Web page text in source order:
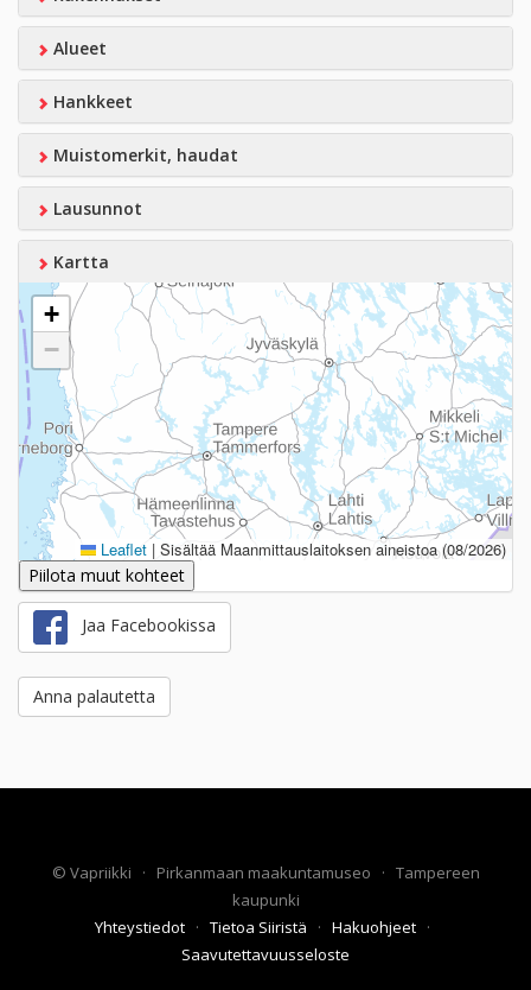
Alueet
Hankkeet
Muistomerkit, haudat
Lausunnot
Kartta
+
−
Leaflet | Sisältää Maanmittauslaitoksen aineistoa (08/2026)
Piilota muut kohteet
Jaa Facebookissa
Anna palautetta
© Vapriikki · Pirkanmaan maakuntamuseo · Tampereen
kaupunki
Yhteystiedot · Tietoa Siiristä · Hakuohjeet ·
Saavutettavuusseloste